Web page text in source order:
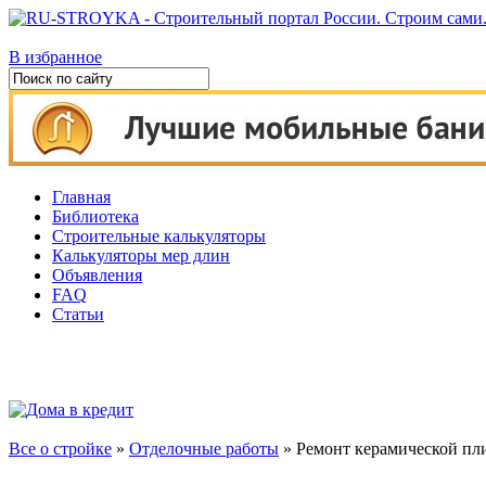
В избранное
Главная
Библиотека
Строительные калькуляторы
Калькуляторы мер длин
Объявления
FAQ
Статьи
Все о стройке » Отделочные работы » Ремонт керамической